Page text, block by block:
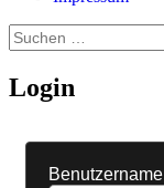
Suchen
nach:
Login
Benutzername